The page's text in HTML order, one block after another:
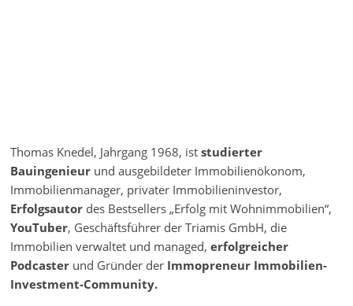
Thomas Knedel, Jahrgang 1968, ist studierter
Bauingenieur und ausgebildeter Immobilienökonom,
Immobilienmanager, privater Immobilieninvestor,
Erfolgsautor des Bestsellers „Erfolg mit Wohnimmobilien“,
YouTuber, Geschäftsführer der Triamis GmbH, die
Immobilien verwaltet und managed, erfolgreicher
Podcaster und Gründer der Immopreneur Immobilien-
Investment-Community.